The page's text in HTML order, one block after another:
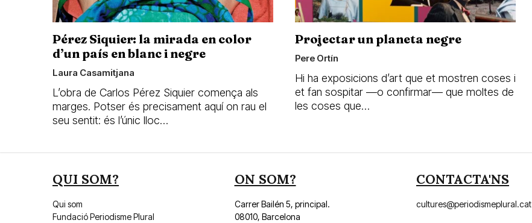
Pérez Siquier: la mirada en color
d’un país en blanc i negre
Laura Casamitjana
L’obra de Carlos Pérez Siquier comença als
marges. Potser és precisament aquí on rau el
seu sentit: és l’únic lloc…
Projectar un planeta negre
Pere Ortín
Hi ha exposicions d’art que et mostren coses i
et fan sospitar —o confirmar— que moltes de
les coses que…
QUI SOM?
Qui som
Fundació Periodisme Plural
ON SOM?
Carrer Bailén 5, principal.
08010, Barcelona
CONTACTA'NS
cultures@periodismeplural.cat